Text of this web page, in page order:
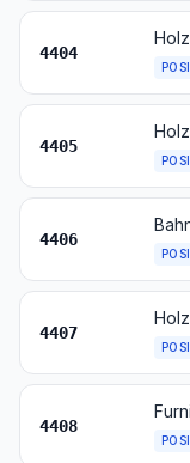
4404
4405
4406
4407
4408